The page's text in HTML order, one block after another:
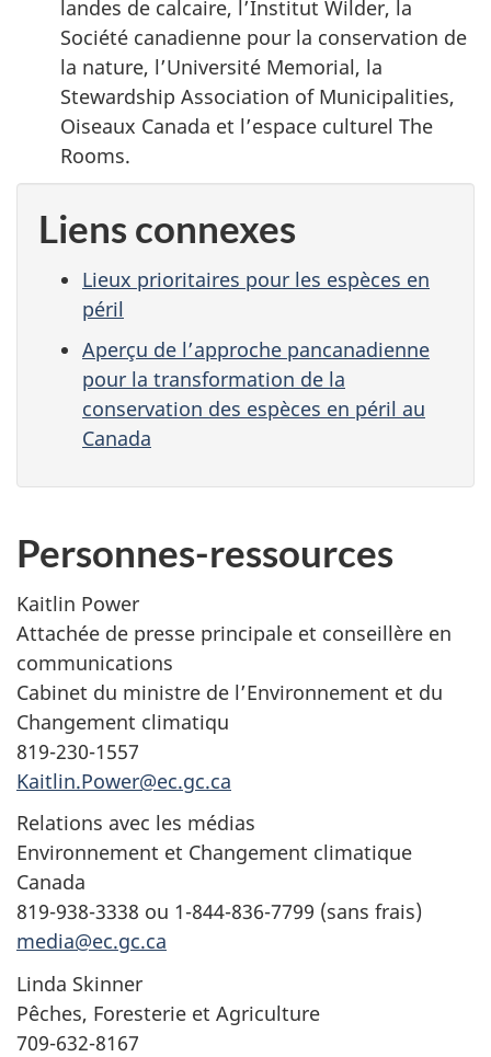
landes de calcaire, l’Institut Wilder, la
Société canadienne pour la conservation de
la nature, l’Université Memorial, la
Stewardship Association of Municipalities,
Oiseaux Canada et l’espace culturel The
Rooms.
Liens connexes
Lieux prioritaires pour les espèces en
péril
Aperçu de l’approche pancanadienne
pour la transformation de la
conservation des espèces en péril au
Canada
Personnes-ressources
Kaitlin Power
Attachée de presse principale et conseillère en
communications
Cabinet du ministre de l’Environnement et du
Changement climatiqu
819-230-1557
Kaitlin.Power@ec.gc.ca
Relations avec les médias
Environnement et Changement climatique
Canada
819-938-3338 ou 1-844-836-7799 (sans frais)
media@ec.gc.ca
Linda Skinner
Pêches, Foresterie et Agriculture
709-632-8167